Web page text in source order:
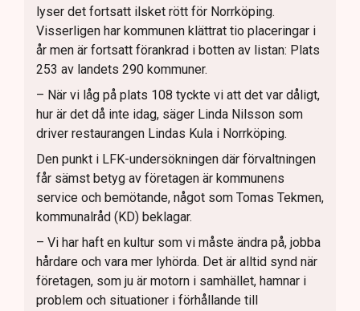
lyser det fortsatt ilsket rött för Norrköping.
Visserligen har kommunen klättrat tio placeringar i
år men är fortsatt förankrad i botten av listan: Plats
253 av landets 290 kommuner.
– När vi låg på plats 108 tyckte vi att det var dåligt,
hur är det då inte idag, säger Linda Nilsson som
driver restaurangen Lindas Kula i Norrköping.
Den punkt i LFK-undersökningen där förvaltningen
får sämst betyg av företagen är kommunens
service och bemötande, något som Tomas Tekmen,
kommunalråd (KD) beklagar.
– Vi har haft en kultur som vi måste ändra på, jobba
hårdare och vara mer lyhörda. Det är alltid synd när
företagen, som ju är motorn i samhället, hamnar i
problem och situationer i förhållande till